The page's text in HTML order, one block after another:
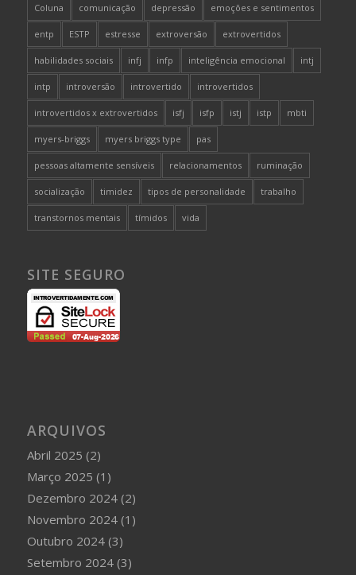
Coluna comunicação depressão emoções e sentimentos
entp ESTP estresse extroversão extrovertidos
habilidades sociais infj infp inteligência emocional intj
intp introversão introvertido introvertidos
introvertidos x extrovertidos isfj isfp istj istp mbti
myers-briggs myers briggs type pas
pessoas altamente sensíveis relacionamentos ruminação
socialização timidez tipos de personalidade trabalho
transtornos mentais tímidos vida
SITE SEGURO
ARQUIVOS
Abril 2025 (2)
Março 2025 (1)
Dezembro 2024(2)
Novembro 2024(1)
Outubro 2024(3)
Setembro 2024(3)